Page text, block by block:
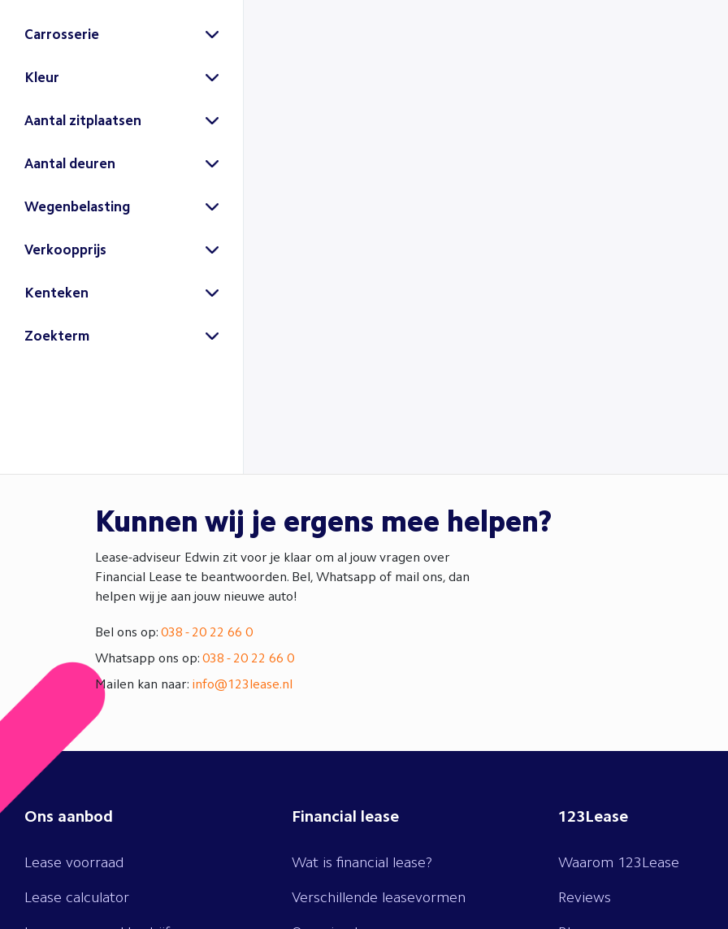
2021
(3)
Carrosserie
Kleur
(3)
Aantal zitplaatsen
Aantal deuren
Wegenbelasting
Verkoopprijs
Kenteken
Zoekterm
Kunnen wij je ergens mee helpen?
Lease-adviseur Edwin zit voor je klaar om al jouw vragen over
Financial Lease te beantwoorden. Bel, Whatsapp of mail ons, dan
helpen wij je aan jouw nieuwe auto!
Bel ons op: 038 - 20 22 66 0
Whatsapp ons op: 038 - 20 22 66 0
Mailen kan naar: info@123lease.nl
Ons aanbod
Lease voorraad
Lease calculator
Financial lease
Wat is financial lease?
Verschillende leasevormen
123Lease
Waarom 123Lease
Reviews